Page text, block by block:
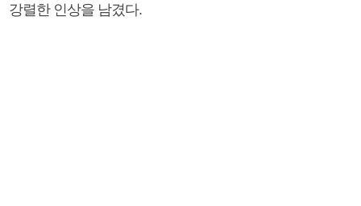
강렬한 인상을 남겼다.